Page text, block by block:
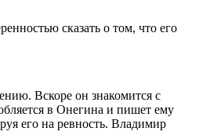
сказать о том, что его
Вскоре он знакомится с
в Онегина и пишет ему
его на ревность. Владимир